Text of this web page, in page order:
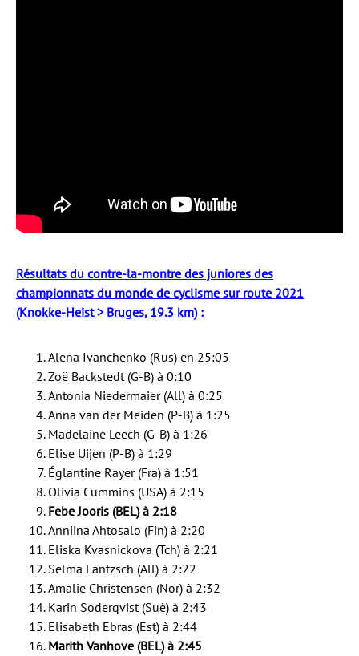
Résultats du contre-la-montre des juniores des
championnats du monde de cyclisme sur route 2021
(Knokke-Heist > Bruges, 19.3 km) :
Alena Ivanchenko (Rus) en 25:05
Zoë Backstedt (G-B) à 0:10
Antonia Niedermaier (All) à 0:25
Anna van der Meiden (P-B) à 1:25
Madelaine Leech (G-B) à 1:26
Elise Uijen (P-B) à 1:29
Églantine Rayer (Fra) à 1:51
Olivia Cummins (USA) à 2:15
Febe Jooris (BEL) à 2:18
Anniina Ahtosalo (Fin) à 2:20
Eliska Kvasnickova (Tch) à 2:21
Selma Lantzsch (All) à 2:22
Amalie Christensen (Nor) à 2:32
Karin Soderqvist (Suè) à 2:43
Elisabeth Ebras (Est) à 2:44
Marith Vanhove (BEL) à 2:45